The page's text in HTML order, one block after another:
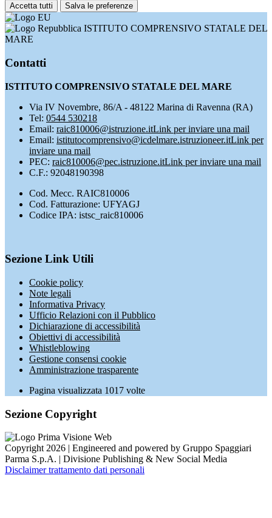
Accetta tutti Salva le preferenze
ISTITUTO COMPRENSIVO STATALE DEL
MARE
Contatti
ISTITUTO COMPRENSIVO STATALE DEL MARE
Via IV Novembre, 86/A - 48122 Marina di Ravenna (RA)
Tel: 0544 530218
Email: raic810006@istruzione.itLink per inviare una mail
Email: istitutocomprensivo@icdelmare.istruzioneer.itLink per
inviare una mail
PEC: raic810006@pec.istruzione.itLink per inviare una mail
C.F.: 92048190398
Cod. Mecc. RAIC810006
Cod. Fatturazione: UFYAGJ
Codice IPA: istsc_raic810006
Sezione Link Utili
Cookie policy
Note legali
Informativa Privacy
Ufficio Relazioni con il Pubblico
Dichiarazione di accessibilità
Obiettivi di accessibilità
Whistleblowing
Gestione consensi cookie
Amministrazione trasparente
Pagina visualizzata 1017 volte
Sezione Copyright
Copyright 2026 | Engineered and powered by Gruppo Spaggiari
Parma S.p.A. | Divisione Publishing & New Social Media
Disclaimer trattamento dati personali